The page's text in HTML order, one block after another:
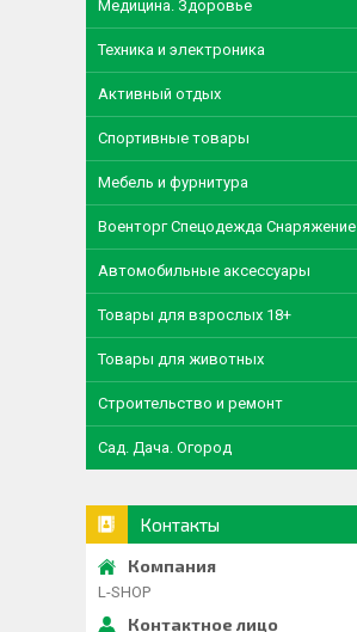
Медицина. Здоровье
Техника и электроника
Активный отдых
Спортивные товары
Мебель и фурнитура
Военторг Спецодежда Снаряжение
Автомобильные аксессуары
Товары для взрослых 18+
Товары для животных
Строительство и ремонт
Сад. Дача. Огород
Контакты
L-SHOP